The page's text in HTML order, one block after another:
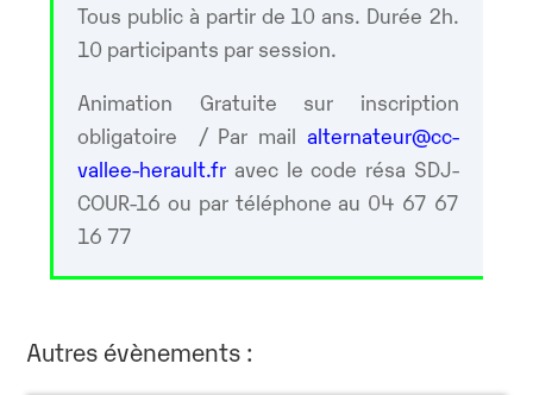
Tous public à partir de 10 ans. Durée 2h.
10 participants par session.
Animation Gratuite sur inscription
obligatoire / Par mail alternateur@cc-
vallee-herault.fr avec le code résa SDJ-
COUR-16 ou par téléphone au 04 67 67
16 77
Autres évènements :